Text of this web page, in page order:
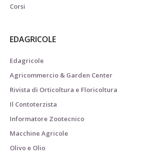
Corsi
EDAGRICOLE
Edagricole
Agricommercio & Garden Center
Rivista di Orticoltura e Floricoltura
Il Contoterzista
Informatore Zootecnico
Macchine Agricole
Olivo e Olio